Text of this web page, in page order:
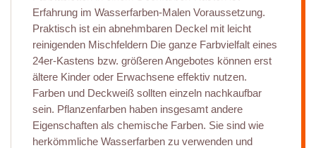
Erfahrung im Wasserfarben-Malen Voraussetzung.
Praktisch ist ein abnehmbaren Deckel mit leicht
reinigenden Mischfeldern Die ganze Farbvielfalt eines
24er-Kastens bzw. größeren Angebotes können erst
ältere Kinder oder Erwachsene effektiv nutzen.
Farben und Deckweiß sollten einzeln nachkaufbar
sein. Pflanzenfarben haben insgesamt andere
Eigenschaften als chemische Farben. Sie sind wie
herkömmliche Wasserfarben zu verwenden und